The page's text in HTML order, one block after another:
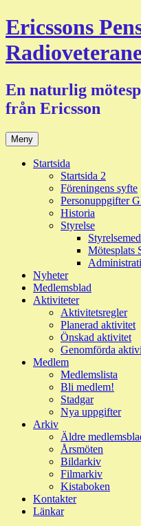
Hoppa
till
innehåll
Ericssons
En naturlig
från Ericsson
Meny
Startsida
Startsida 2
Föreningens syfte
Personuppgifter
Historia
Styrelse
Mötesplats
Nyheter
Medlemsblad
Aktiviteter
Aktivitetsregler
Planerad aktivitet
Önskad aktivitet
Genomförda
Medlem
Medlemslista
Bli medlem!
Stadgar
Nya uppgifter
Arkiv
Äldre
Årsmöten
Bildarkiv
Filmarkiv
Kistaboken
Kontakter
Länkar